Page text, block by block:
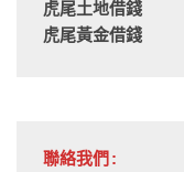
虎尾土地借錢
虎尾黃金借錢
聯絡我們: